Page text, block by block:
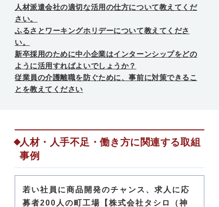
人材派遣会社の適切な活用の仕方について教えてくだ
さい。
ふるさとワーキングホリデーについて教えてくださ
い。
新卒採用のために中小企業はインターンシップをどの
ように活用すればよいでしょうか？
従業員の介護離職を防ぐために、事前に対策できるこ
とを教えてください
人材・人手不足・働き方に関連する取組
事例
若い社員に商品開発のチャンス、求人に応
募者200人の町工場【株式会社タシロ（神